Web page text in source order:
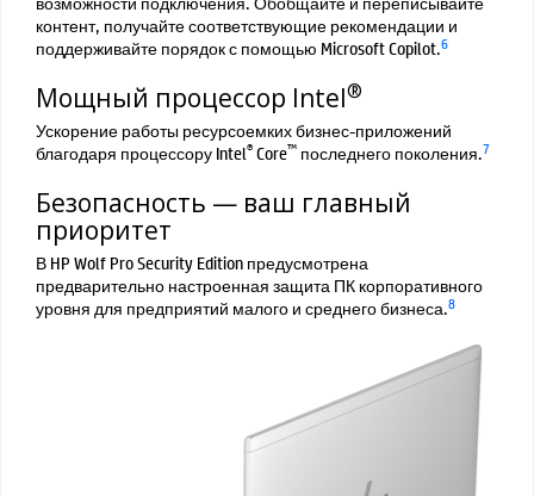
контент, получайте соответствующие рекомендации и
поддерживайте порядок с помощью Microsoft Copilot.6
Мощный процессор Intel®
Ускорение работы ресурсоемких бизнес-приложений
благодаря процессору Intel®Core™ последнего поколения.7
Безопасность — ваш главный
приоритет
В HP Wolf Pro Security Edition предусмотрена
предварительно настроенная защита ПК корпоративного
уровня для предприятий малого и среднего бизнеса.8